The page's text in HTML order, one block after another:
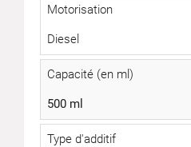
Motorisation
Diesel
Capacité (en ml)
500 ml
Type d'additif